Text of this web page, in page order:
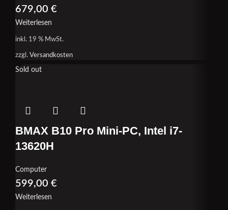
679,00 €
Weiterlesen
inkl. 19 % MwSt.
zzgl. Versandkosten
Sold out
BMAX B10 Pro Mini-PC, Intel i7-
13620H
Computer
599,00 €
Weiterlesen